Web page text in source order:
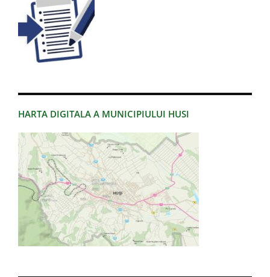
HARTA DIGITALA A MUNICIPIULUI HUSI